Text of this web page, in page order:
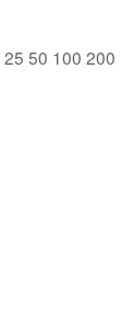
25 50 100 200